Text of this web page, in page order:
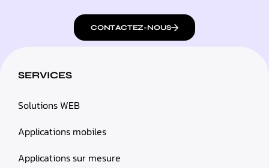
CONTACTEZ-NOUS
SERVICES
Solutions WEB
Applications mobiles
Applications sur mesure